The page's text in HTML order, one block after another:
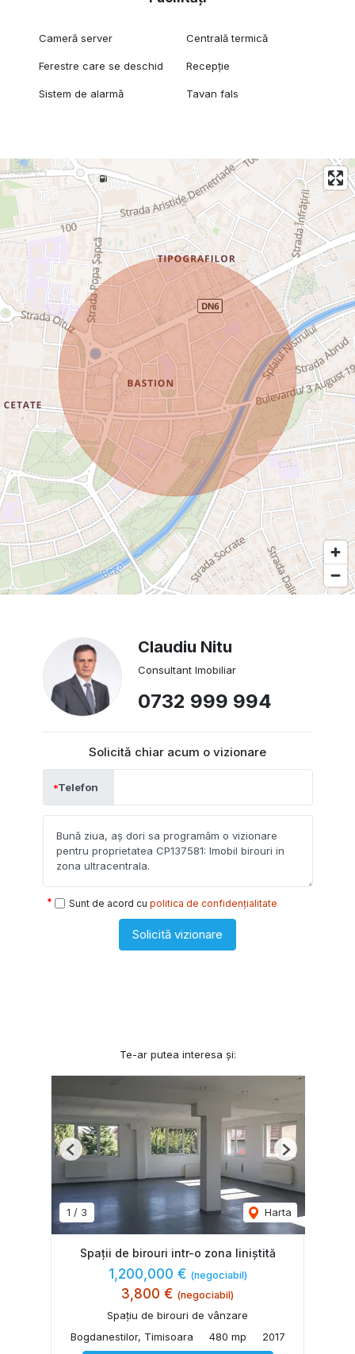
Cameră server Centrală termică
Ferestre care se deschid Recepție
Sistem de alarmă Tavan fals
Claudiu Nitu
Consultant Imobiliar
0732 999 994
Solicită chiar acum o vizionare
Telefon
Sunt de acord cu politica de confidențialitate
Solicită vizionare
Te-ar putea interesa și:
1 / 3 Harta
Previous Next
Spații de birouri intr-o zona liniștită
1,200,000 € (negociabil)
3,800 € (negociabil)
Spațiu de birouri de vânzare
Bogdanestilor, Timisoara
480 mp 2017